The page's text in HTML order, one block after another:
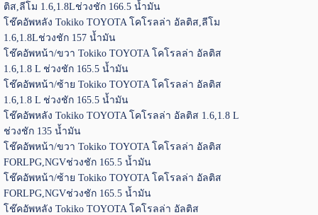
ติส,ลีโม 1.6,1.8Lช่วงชัก 166.5 น้ำมัน
โช๊คอัพหลัง Tokiko TOYOTA โคโรลล่า อัลติส,ลีโม
1.6,1.8Lช่วงชัก 157 น้ำมัน
โช๊คอัพหน้า/ขวา Tokiko TOYOTA โคโรลล่า อัลติส
1.6,1.8 L ช่วงชัก 165.5 น้ำมัน
โช๊คอัพหน้า/ซ้าย Tokiko TOYOTA โคโรลล่า อัลติส
1.6,1.8 L ช่วงชัก 165.5 น้ำมัน
โช๊คอัพหลัง Tokiko TOYOTA โคโรลล่า อัลติส 1.6,1.8 L
ช่วงชัก 135 น้ำมัน
โช๊คอัพหน้า/ขวา Tokiko TOYOTA โคโรลล่า อัลติส
FORLPG,NGVช่วงชัก 165.5 น้ำมัน
โช๊คอัพหน้า/ซ้าย Tokiko TOYOTA โคโรลล่า อัลติส
FORLPG,NGVช่วงชัก 165.5 น้ำมัน
โช๊คอัพหลัง Tokiko TOYOTA โคโรลล่า อัลติส